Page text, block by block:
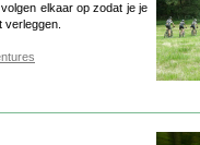
elkaar op zodat je je